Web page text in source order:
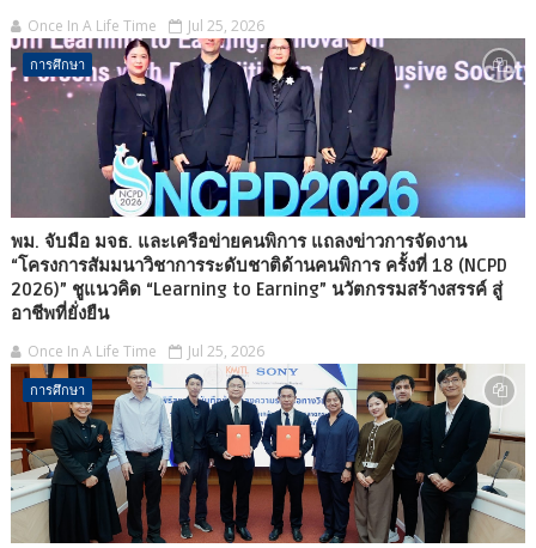
Once In A Life Time Jul 25, 2026
การศึกษา
พม. จับมือ มจธ. และเครือข่ายคนพิการ แถลงข่าวการจัดงาน
“โครงการสัมมนาวิชาการระดับชาติด้านคนพิการ ครั้งที่ 18 (NCPD
2026)” ชูแนวคิด “Learning to Earning” นวัตกรรมสร้างสรรค์ สู่
อาชีพที่ยั่งยืน
Once In A Life Time Jul 25, 2026
การศึกษา